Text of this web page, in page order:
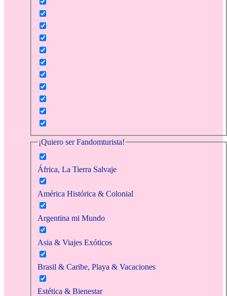
¡Quiero ser Fandomturista!
África, La Tierra Salvaje
América Histórica & Colonial
Argentina mi Mundo
Asia & Viajes Exóticos
Brasil & Caribe, Playa & Vacaciones
Estética & Bienestar